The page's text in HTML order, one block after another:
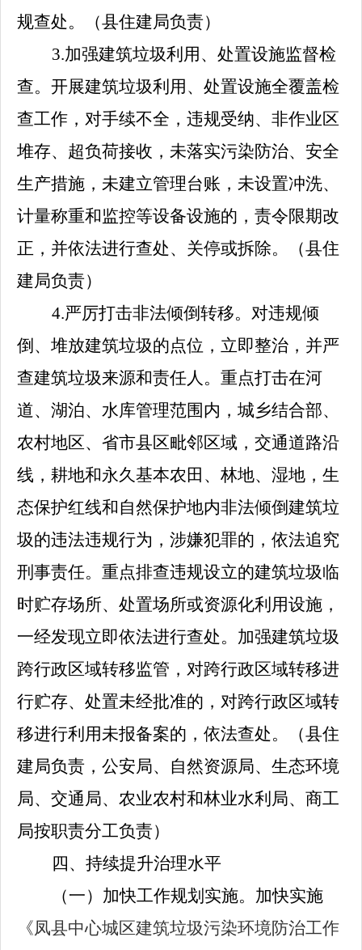
规查处。
（县住建局负责）
3.加强建筑垃圾利用、处置设施监督检
查。开展建筑垃圾利用、处置设施全覆盖检
查工作，对手续不全，违规受纳、非作业区
堆存、超负荷接收，未落实污染防治、安全
生产措施，未建立管理台账，未设置冲洗、
计量称重和监控等设备设施的，责令限期改
正，并依法进行查处、关停或拆除。
（县住
建局负责）
4.严厉打击非法倾倒转移。对违规倾
倒、堆放建筑垃圾的点位，立即整治，并严
查建筑垃圾来源和责任人。重点打击在河
道、湖泊、水库管理范围内，城乡结合部、
农村地区、省市县区毗邻区域，交通道路沿
线，耕地和永久基本农田、林地、湿地，生
态保护红线和自然保护地内非法倾倒建筑垃
圾的违法违规行为，涉嫌犯罪的，依法追究
刑事责任。重点排查违规设立的建筑垃圾临
时贮存场所、处置场所或资源化利用设施，
一经发现立即依法进行查处。加强建筑垃圾
跨行政区域转移监管，对跨行政区域转移进
行贮存、处置未经批准的，对跨行政区域转
移进行利用未报备案的，依法查处。
（县住
建局负责，公安局、自然资源局、生态环境
局、交通局、 农业农村和林业水利局、商工
局按职责分工负责）
四、持续提升治理水平
（一）加快工作规划实施。 加快实施
《凤县中心城区建筑垃圾污染环境防治工作